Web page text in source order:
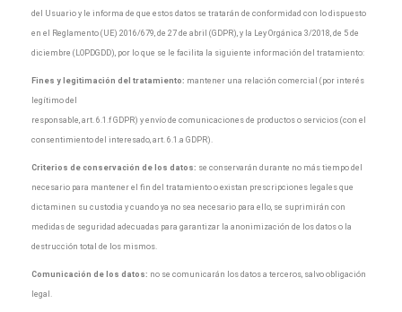
del Usuario y le informa de que estos datos se tratarán de conformidad con lo dispuesto
en el Reglamento (UE) 2016/679, de 27 de abril (GDPR), y la Ley Orgánica 3/2018, de 5 de
diciembre (LOPDGDD), por lo que se le facilita la siguiente información del tratamiento:
Fines y legitimación del tratamiento: mantener una relación comercial (por interés
legítimo del
responsable, art. 6.1.f GDPR) y envío de comunicaciones de productos o servicios (con el
consentimiento del interesado, art. 6.1.a GDPR).
Criterios de conservación de los datos: se conservarán durante no más tiempo del
necesario para mantener el fin del tratamiento o existan prescripciones legales que
dictaminen su custodia y cuando ya no sea necesario para ello, se suprimirán con
medidas de seguridad adecuadas para garantizar la anonimización de los datos o la
destrucción total de los mismos.
Comunicación de los datos: no se comunicarán los datos a terceros, salvo obligación
legal.